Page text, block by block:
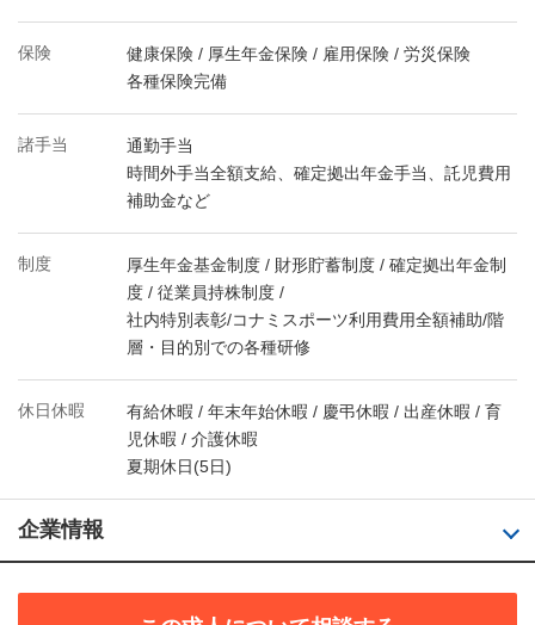
保険
健康保険 / 厚生年金保険 / 雇用保険 / 労災保険
各種保険完備
諸手当
通勤手当
時間外手当全額支給、確定拠出年金手当、託児費用
補助金など
制度
厚生年金基金制度 / 財形貯蓄制度 / 確定拠出年金制
度 / 従業員持株制度 /
社内特別表彰/コナミスポーツ利用費用全額補助/階
層・目的別での各種研修
休日休暇
有給休暇 / 年末年始休暇 / 慶弔休暇 / 出産休暇 / 育
児休暇 / 介護休暇
夏期休日(5日)
企業情報